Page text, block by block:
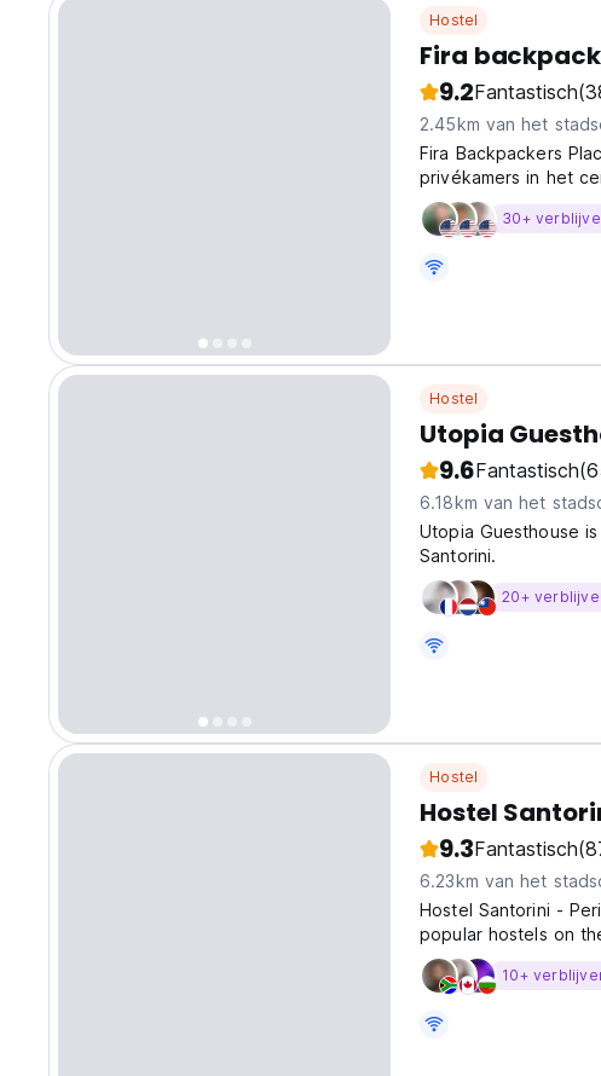
Hostel
Fira
9.2Fantastisch
2.45km van het
Fira Backpackers
privékamers in het
Santorini.
30+
Hostel
Utopia
9.6Fantastisch
6.18km van het
Utopia Guesthouse
Santorini.
20+
Hostel
Hostel
9.3Fantastisch
6.23km van het
Hostel Santorini -
popular hostels on
Perissa and just
garden with10+